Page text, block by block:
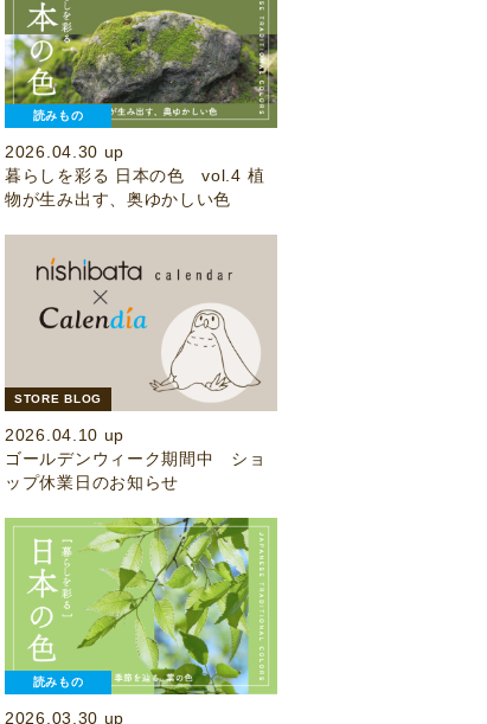
読みもの
2026.04.30 up
暮らしを彩る 日本の色 vol.4 植
物が生み出す、奥ゆかしい色
STORE BLOG
2026.04.10 up
ゴールデンウィーク期間中 ショ
ップ休業日のお知らせ
読みもの
2026.03.30 up